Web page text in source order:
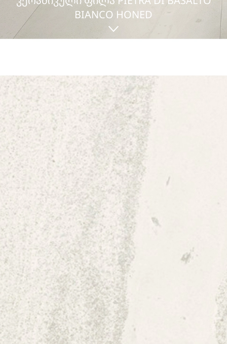
BIANCO HONED